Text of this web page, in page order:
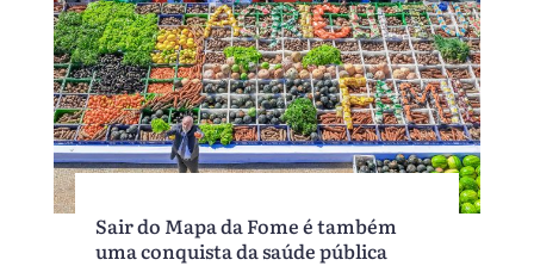
Sair do Mapa da Fome é também
uma conquista da saúde pública